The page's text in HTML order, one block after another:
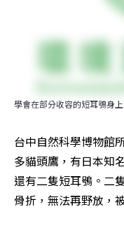
學會在部分收容的短耳鴞身
台中自然科學博物館
多貓頭鷹，有日本知
還有二隻短耳鴞。二
骨折，無法再野放，